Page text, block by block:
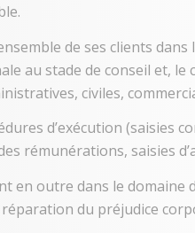
de ses clients dans
au stade de conseil et, le
civiles,
d’exécution (saisies
rémunérations, saisies
en outre dans le domaine
du préjudice